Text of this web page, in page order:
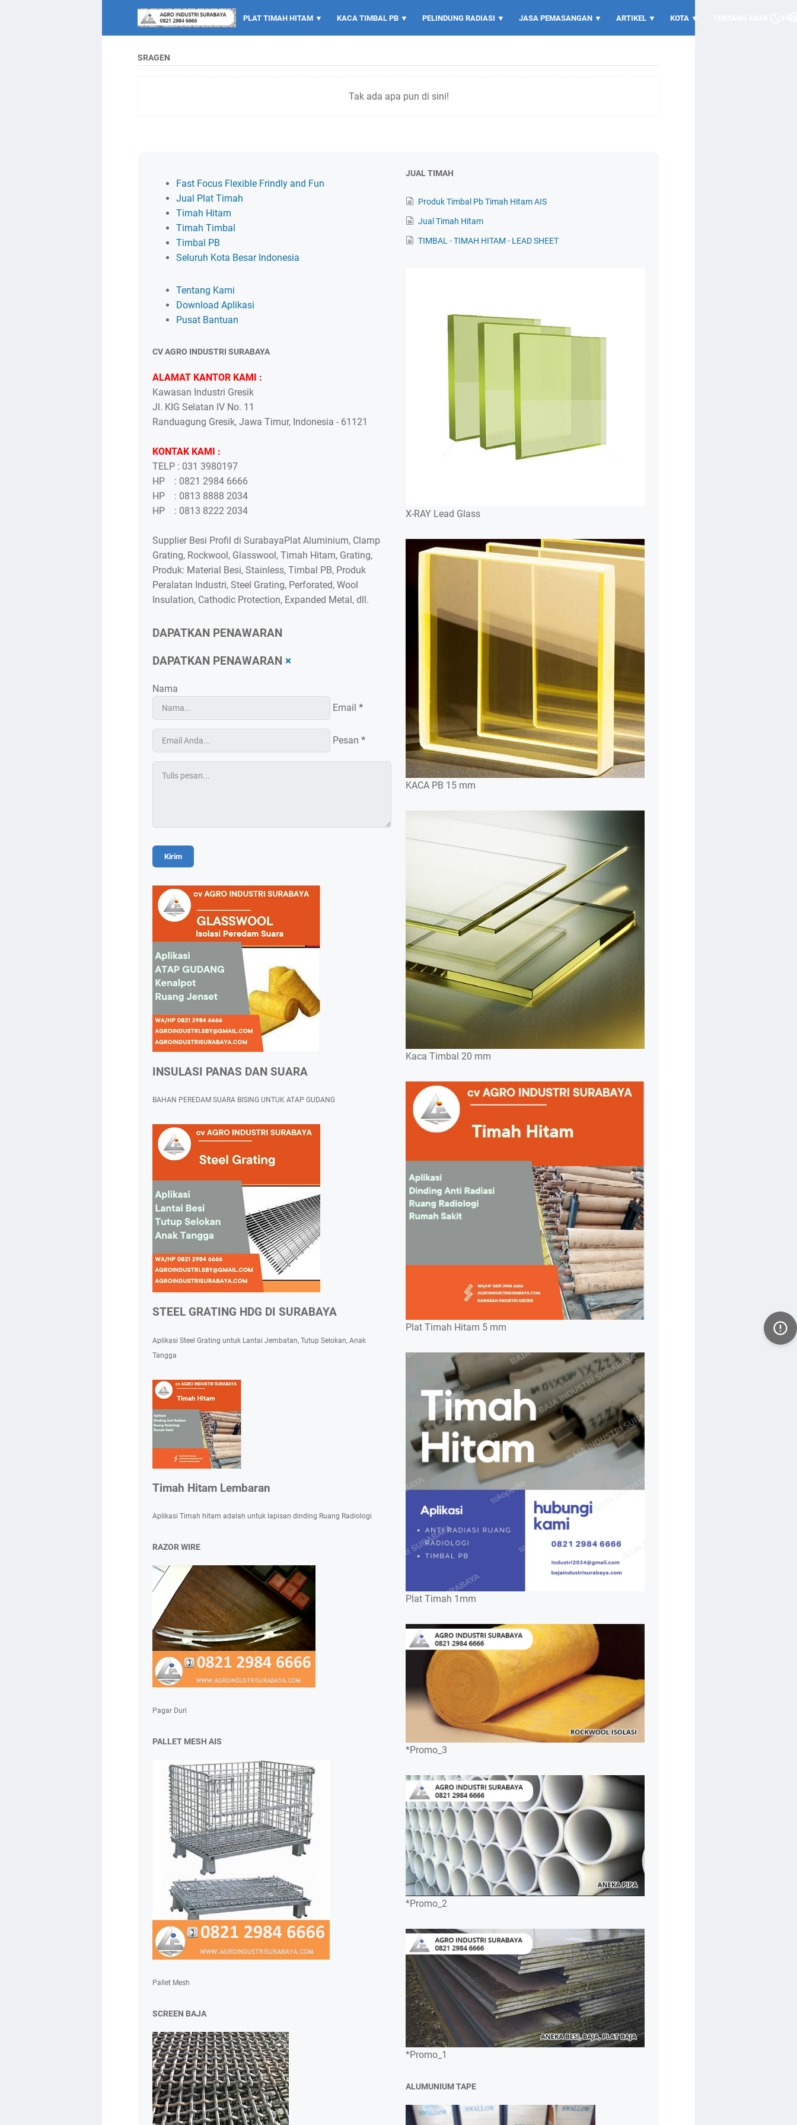
PLAT TIMAH HITAM ▼ KACA TIMBAL PB ▼ PELINDUNG RADIASI ▼ JASA PEMASANGAN ▼ ARTIKEL ▼ KOTA ▼
SRAGEN
Tak ada apa pun di sini!
Fast Focus Flexible Frindly and Fun
Jual Plat Timah
Timah Hitam
Timah Timbal
Timbal PB
Seluruh Kota Besar Indonesia
Tentang Kami
Download Aplikasi
Pusat Bantuan
CV AGRO INDUSTRI SURABAYA
ALAMAT KANTOR KAMI :
Kawasan Industri Gresik
Jl. KIG Selatan IV No. 11
Randuagung Gresik, Jawa Timur, Indonesia - 61121
KONTAK KAMI :
TELP : 031 3980197
HP : 0821 2984 6666
HP : 0813 8888 2034
HP : 0813 8222 2034
Supplier Besi Profil di SurabayaPlat Aluminium, Clamp
Grating, Rockwool, Glasswool, Timah Hitam, Grating,
Produk: Material Besi, Stainless, Timbal PB, Produk
Peralatan Industri, Steel Grating, Perforated, Wool
Insulation, Cathodic Protection, Expanded Metal, dll.
DAPATKAN PENAWARAN
DAPATKAN PENAWARAN ×
Nama
Email *
Pesan *
INSULASI PANAS DAN SUARA
BAHAN PEREDAM SUARA BISING UNTUK ATAP GUDANG
STEEL GRATING HDG DI SURABAYA
Aplikasi Steel Grating untuk Lantai Jembatan, Tutup Selokan, Anak
Tangga
Timah Hitam Lembaran
Aplikasi Timah hitam adalah untuk lapisan dinding Ruang Radiologi
RAZOR WIRE
Pagar Duri
PALLET MESH AIS
Pallet Mesh
SCREEN BAJA
JUAL TIMAH
Produk Timbal Pb Timah Hitam AIS
Jual Timah Hitam
TIMBAL - TIMAH HITAM - LEAD SHEET
X-RAY Lead Glass
KACA PB 15 mm
Kaca Timbal 20 mm
Plat Timah Hitam 5 mm
Plat Timah 1mm
*Promo_3
*Promo_2
*Promo_1
ALUMUNIUM TAPE